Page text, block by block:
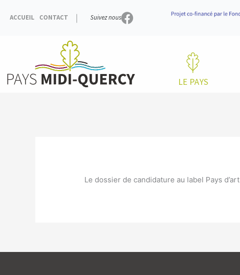
ACCUEIL CONTACT Suivez nous
LE PAYS
Le dossier de candidature au label Pays